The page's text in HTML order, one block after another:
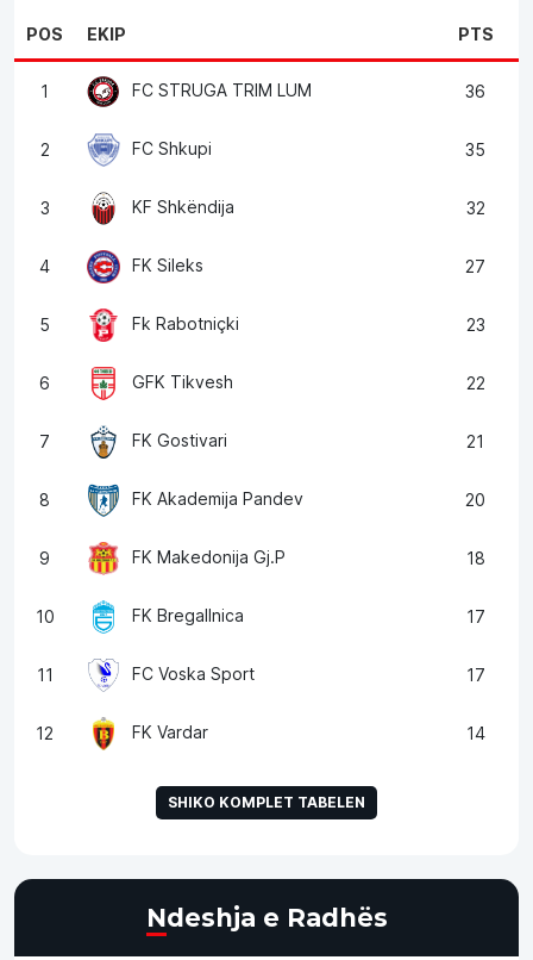
POS EKIP PTS
1 FC STRUGA TRIM LUM 36
2 FC Shkupi 35
3 KF Shkëndija 32
4 FK Sileks 27
5 Fk Rabotniçki 23
6 GFK Tikvesh 22
7 FK Gostivari 21
8 FK Akademija Pandev 20
9 FK Makedonija Gj.P 18
10 FK Bregallnica 17
11 FC Voska Sport 17
12 FK Vardar 14
SHIKO KOMPLET TABELEN
Ndeshja e Radhës